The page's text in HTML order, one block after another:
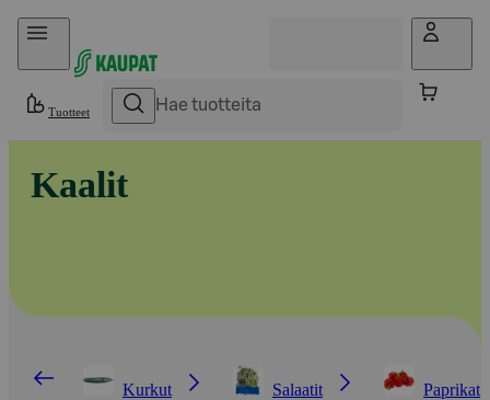
Hyppää sisältöön
Tuotteet
Kaalit
Kurkut Salaatit Paprikat